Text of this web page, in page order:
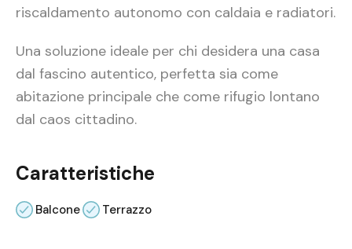
riscaldamento autonomo con caldaia e radiatori.
Una soluzione ideale per chi desidera una casa
dal fascino autentico, perfetta sia come
abitazione principale che come rifugio lontano
dal caos cittadino.
Caratteristiche
Balcone Terrazzo